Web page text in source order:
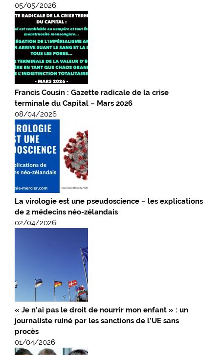
05/05/2026
Francis Cousin : Gazette radicale de la crise
terminale du Capital – Mars 2026
08/04/2026
La virologie est une pseudoscience – les explications
de 2 médecins néo-zélandais
02/04/2026
« Je n’ai pas le droit de nourrir mon enfant » : un
journaliste ruiné par les sanctions de l’UE sans
procès
01/04/2026